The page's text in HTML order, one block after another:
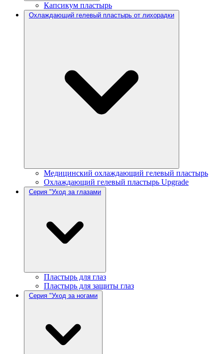
Капсикум пластырь
Охлаждающий гелевый пластырь от лихорадки
Медицинский охлаждающий гелевый пластырь
Охлаждающий гелевый пластырь Upgrade
Серия "Уход за глазами
Пластырь для глаз
Пластырь для защиты глаз
Серия "Уход за ногами